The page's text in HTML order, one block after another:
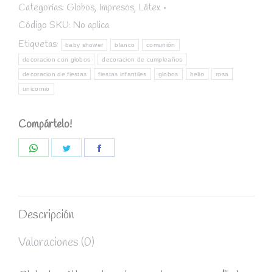
quantity
Categorías: Globos, Impresos, Látex
Código SKU: No aplica
Etiquetas:
baby shower blanco comunión
decoracion con globos decoracion de cumpleaños
decoracion de fiestas fiestas infantiles globos helio rosa
unicornio
Compártelo!
Descripción
Valoraciones (0)